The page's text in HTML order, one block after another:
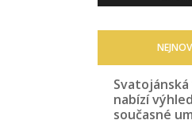
nabízí
současné